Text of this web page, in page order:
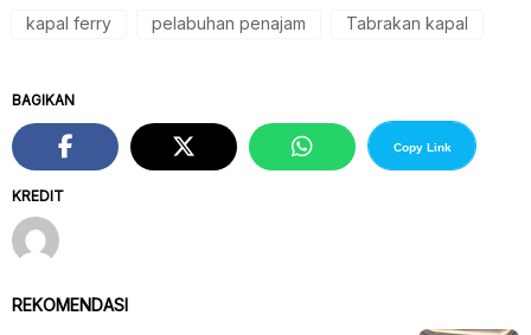
kapal ferry pelabuhan penajam Tabrakan kapal
KREDIT
BAGIKAN
Copy Link
REKOMENDASI